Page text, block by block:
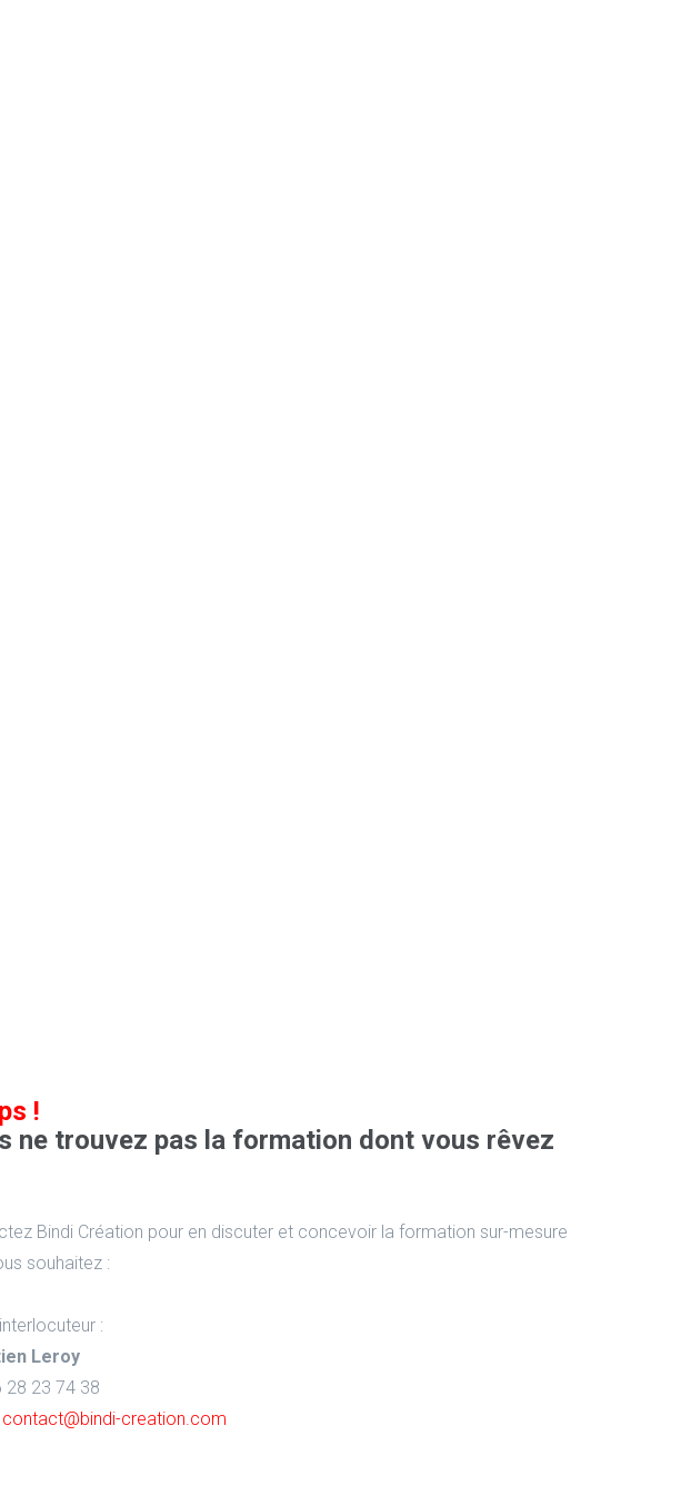
!
ne trouvez pas la formation dont vous rêvez
Bindi Création pour en discuter et concevoir la formation sur-mesure
souhaitez :
:
Leroy
28 23 74 38
contact@bindi-creation.com